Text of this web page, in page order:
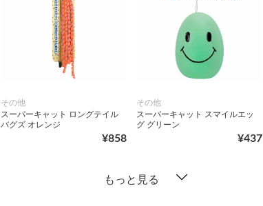
その他
スーパーキャット ロングテイル
バグズ オレンジ
¥858
その他
スーパーキャット スマイルエッ
グ グリーン
¥437
もっと見る